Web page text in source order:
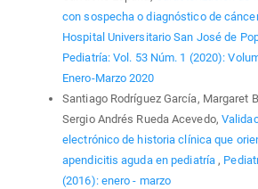
con sospecha o diagnóstico de
Hospital Universitario San José de
Pediatría: Vol. 53 Núm. 1 (2020):
Enero-Marzo 2020
Santiago Rodríguez García, Margaret
Sergio Andrés Rueda Acevedo,
electrónico de historia clínica que
apendicitis aguda en pediatría ,
(2016): enero - marzo